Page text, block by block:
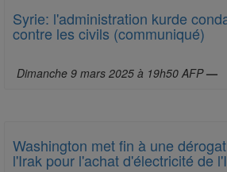
Syrie: l'administration kurde
contre les civils (communiqué)
Dimanche 9 mars 2025 à 19h50 AFP —
Washington met fin à une
l'Irak pour l'achat d'électricité de